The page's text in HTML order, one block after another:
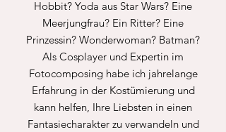
Hobbit? Yoda aus Star Wars? Eine
Meerjungfrau? Ein Ritter? Eine
Prinzessin? Wonderwoman? Batman?
Als Cosplayer und Expertin im
Fotocomposing habe ich jahrelange
Erfahrung in der Kostümierung und
kann helfen, Ihre Liebsten in einen
Fantasiecharakter zu verwandeln und